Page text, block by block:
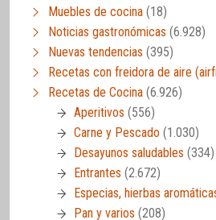
Muebles de cocina (18)
Noticias gastronómicas (6.928)
Nuevas tendencias (395)
Recetas con freidora de aire
Recetas de Cocina (6.926)
Aperitivos (556)
Carne y Pescado (1.030)
Desayunos saludables (334)
Entrantes (2.672)
Especias, hierbas
Pan y varios (208)